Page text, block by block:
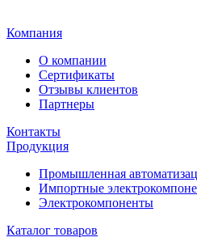
Компания
О компании
Сертификаты
Отзывы клиентов
Партнеры
Контакты
Продукция
Промышленная
Импортные
Электрокомпоненты
Каталог товаров